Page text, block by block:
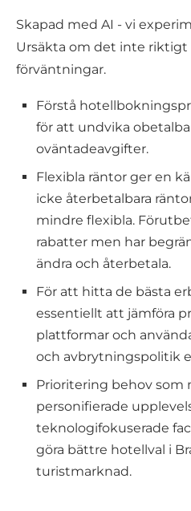
Skapad med AI - vi
Ursäkta om det inte riktigt
förväntningar.
Förstå
för att undvika
oväntadeavgifter.
Flexibla räntor ger en
icke återbetalbara
mindre flexibla.
rabatter men har
ändra och återbetala.
För att hitta de bästa
essentiellt att jämföra
plattformar och
och avbrytningspolitik
Prioritering behov som
personifierade
teknologifokuserade
göra bättre hotellval i
turistmarknad.